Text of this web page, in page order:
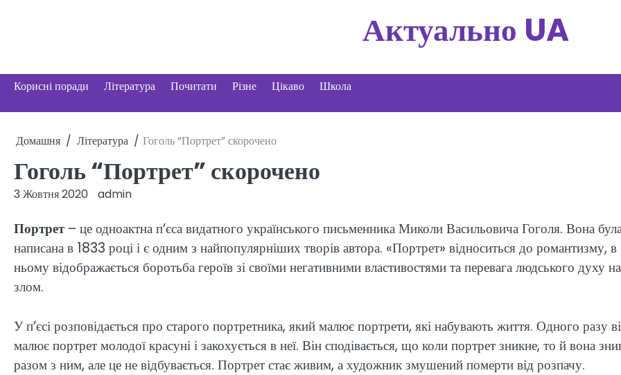
Актуально UA
Корисні поради Література Почитати Різне Цікаво Школа
Домашня Література Гоголь “Портрет” скорочено
Гоголь “Портрет” скорочено
3 Жовтня 2020 admin
Портрет – це одноактна п’єса видатного українського письменника Миколи Васильовича Гоголя. Вона
написана в 1833 році і є одним з найпопулярніших творів автора. «Портрет» відноситься до романтизму, в
ньому відображається боротьба героїв зі своїми негативними властивостями та перевага людського духу
злом.
У п’єсі розповідається про старого портретника, який малює портрети, які набувають життя. Одного разу
малює портрет молодої красуні і закохується в неї. Він сподівається, що коли портрет зникне, то й вона
разом з ним, але це не відбувається. Портрет стає живим, а художник змушений померти від розпачу.